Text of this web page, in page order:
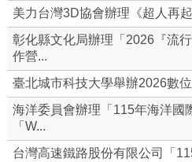
訓育組
體育組
衛生組
美力台灣3D協會辦理《超人再
彰化縣文化局辦理「2026『流
作營...
臺北城市科技大學舉辦2026數
海洋委員會辦理「115年海洋國
「W...
台灣高速鐵路股份有限公司「